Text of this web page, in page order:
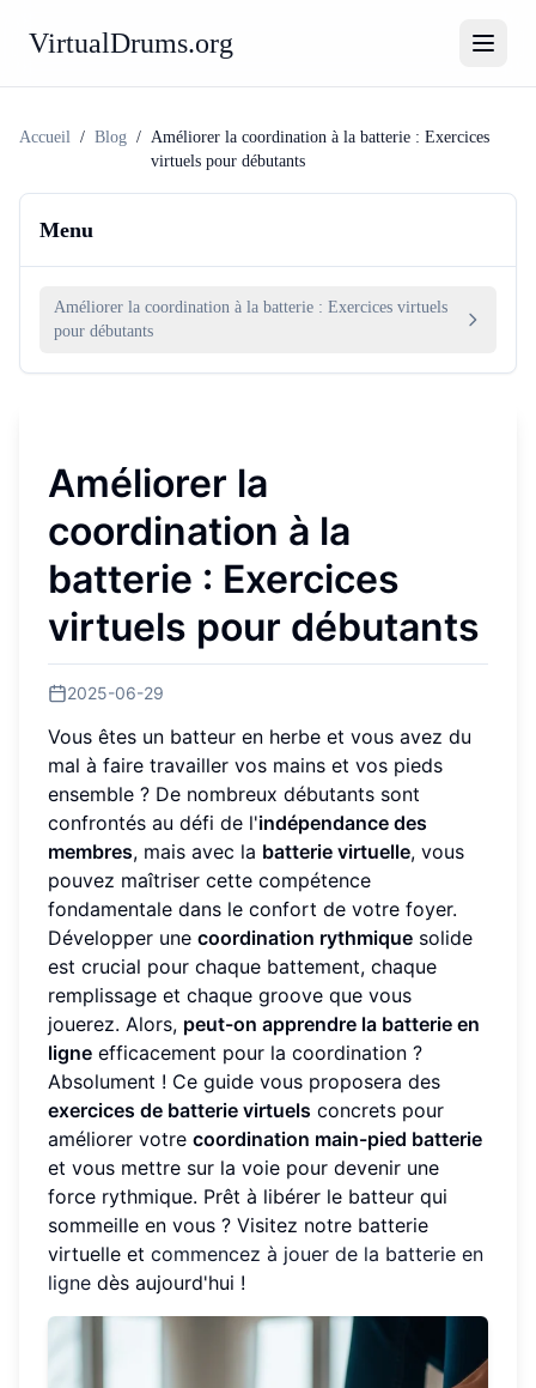
VirtualDrums.org
Accueil / Blog / Améliorer la coordination à la batterie : Exercices
virtuels pour débutants
Menu
Améliorer la coordination à la batterie : Exercices virtuels
pour débutants
Améliorer la
coordination à la
batterie : Exercices
virtuels pour débutants
2025-06-29
Vous êtes un batteur en herbe et vous avez du
mal à faire travailler vos mains et vos pieds
ensemble ? De nombreux débutants sont
confrontés au défi de l'indépendance des
membres, mais avec la batterie virtuelle, vous
pouvez maîtriser cette compétence
fondamentale dans le confort de votre foyer.
Développer une coordination rythmique solide
est crucial pour chaque battement, chaque
remplissage et chaque groove que vous
jouerez. Alors, peut-on apprendre la batterie en
ligne efficacement pour la coordination ?
Absolument ! Ce guide vous proposera des
exercices de batterie virtuels concrets pour
améliorer votre coordination main-pied batterie
et vous mettre sur la voie pour devenir une
force rythmique. Prêt à libérer le batteur qui
sommeille en vous ? Visitez notre batterie
virtuelle et commencez à jouer de la batterie en
ligne dès aujourd'hui !